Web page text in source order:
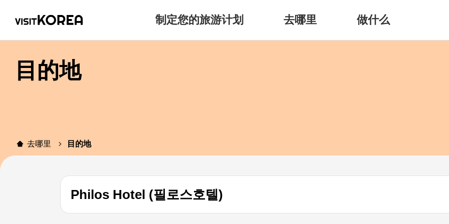
制定您的旅游计划 去哪里 做什么
目的地
去哪里 目的地
Philos Hotel (필로스호텔)